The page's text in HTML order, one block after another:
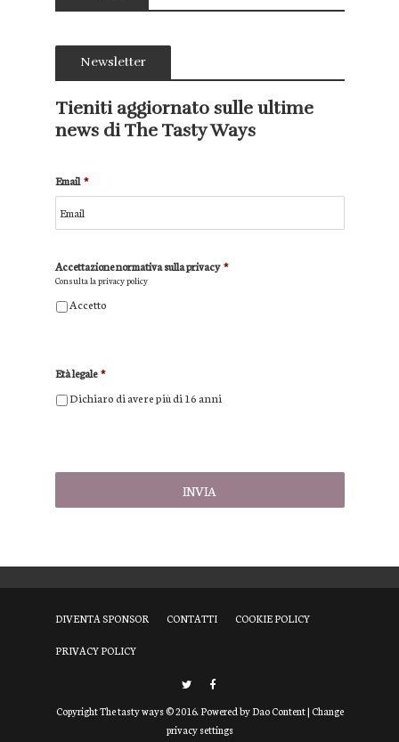
Newsletter
Tieniti aggiornato sulle ultime
news di The Tasty Ways
Email *
Accettazione normativa sulla privacy *
Consulta laprivacy policy
Accetto
Età legale *
Dichiaro di avere più di 16 anni
DIVENTA SPONSOR CONTATTI COOKIE POLICY
PRIVACY POLICY
Copyright The tasty ways © 2016. Powered byDao Content| Change
privacy settings